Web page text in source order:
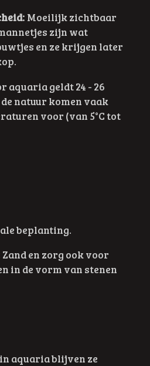
Moeilijk zichtbaar
zijn wat
en ze krijgen later
aquaria geldt 24 - 26
natuur komen vaak
voor (van 5°C tot
beplanting.
Zand en zorg ook voor
in de vorm van stenen
aquaria blijven ze